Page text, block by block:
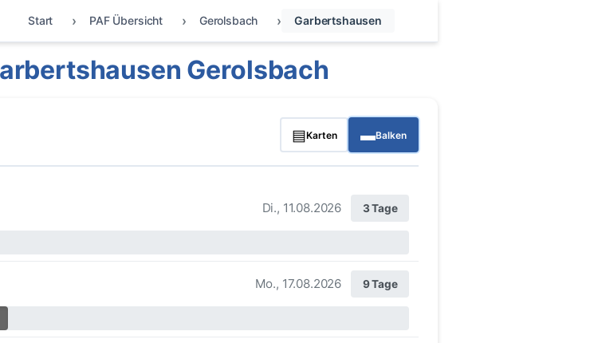
Start PAF Übersicht Gerolsbach Garbertshausen
Gerolsbach
▤Karten ▬Balken
Di., 11.08.2026 3 Tage
Mo., 17.08.2026 9 Tage